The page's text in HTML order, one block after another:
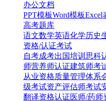
办公文档
PPT模板Word模板Excel
高考题库
语文数学英语化学历史
资格/认证考试
自考成考出国培训 思科
师营养师认证建筑师考
从业资格质量管理体系
级考试资产评估师考试
翻译资格认证医师/药师